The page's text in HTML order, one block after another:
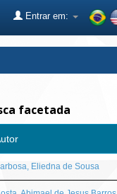
Entrar em:
facetada
Eliedna de Sousa